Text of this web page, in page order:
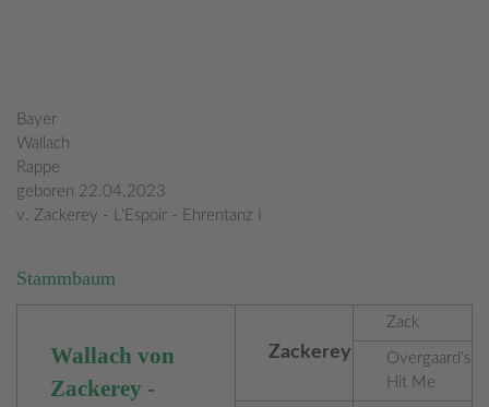
Bayer
Wallach
Rappe
geboren 22.04.2023
v. Zackerey - L'Espoir - Ehrentanz I
Stammbaum
Wallach von
Zackerey -
Zackerey
Zack
Overgaard's
Hit Me